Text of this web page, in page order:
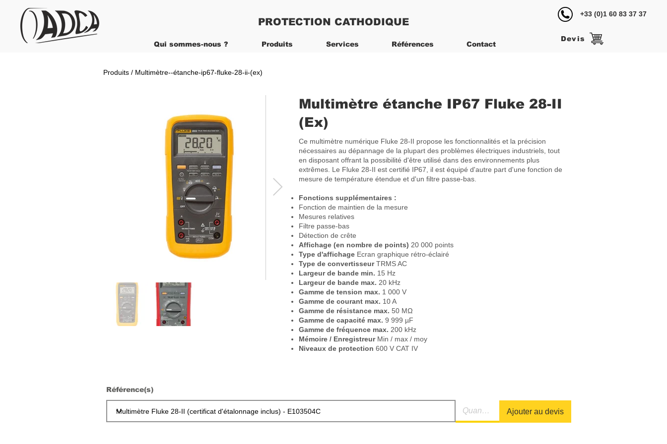
+33 (0)1 60 83 37 37
Devis
PROTECTION CATHODIQUE
Qui sommes-nous ? Produits Services Références Contact
Produits / Multimètre--étanche-ip67-fluke-28-ii-(ex)
Multimètre étanche IP67 Fluke 28-II
(Ex)
Ce multimètre numérique Fluke 28-II propose les fonctionnalités et la précision
nécessaires au dépannage de la plupart des problèmes électriques industriels, tout
en disposant offrant la possibilité d'être utilisé dans des environnements plus
extrêmes. Le Fluke 28-II est certifié IP67, il est équipé d'autre part d'une fonction de
mesure de température étendue et d'un filtre passe-bas.
Fonctions supplémentaires :
Fonction de maintien de la mesure
Mesures relatives
Filtre passe-bas
Détection de crête
Affichage (en nombre de points) 20 000 points
Type d'affichage Ecran graphique rétro-éclairé
Type de convertisseurTRMS AC
Largeur de bande min. 15 Hz
Largeur de bande max. 20 kHz
Gamme de tension max. 1 000 V
Gamme de courant max. 10 A
Gamme de résistance max. 50 MΩ
Gamme de capacité max. 9 999 µF
Gamme de fréquence max. 200 kHz
Mémoire / EnregistreurMin / max / moy
Niveaux de protection 600 V CAT IV
Référence(s)
Ajouter au devis